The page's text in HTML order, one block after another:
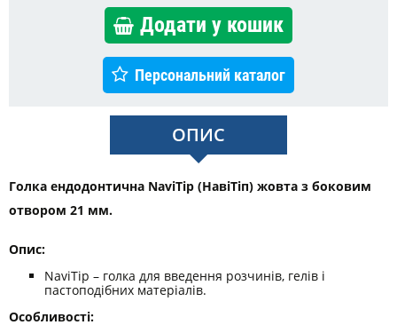
Додати у кошик
Персональний каталог
ОПИС
Голка ендодонтична NaviTip (НавіТіп) жовта з боковим
отвором 21 мм.
Опис:
NaviTip – голка для введення розчинів, гелів і
пастоподібних матеріалів.
Особливості: